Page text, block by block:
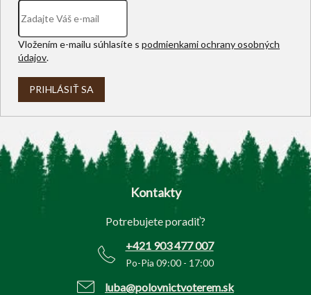
Vložením e-mailu súhlasíte s podmienkami ochrany osobných
údajov.
PRIHLÁSIŤ SA
Z
Kontakty
Potrebujete poradiť?
+421 903 477 007
Po-Pia 09:00 - 17:00
luba@polovnictvoterem.sk